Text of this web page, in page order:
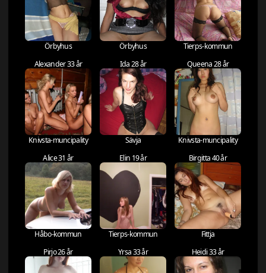
Örbyhus Örbyhus
Tierps-kommun
Alexander 33 år
Knivsta-muncipality
Ida 28 år
Sävja
Queena 28 år
Knivsta-muncipality
Alice 31 år
Håbo-kommun
Elin 19 år
Tierps-kommun
Birgitta 40 år
Fittja
Pirjo 26 år
Yrsa 33 år Heidi 33 år